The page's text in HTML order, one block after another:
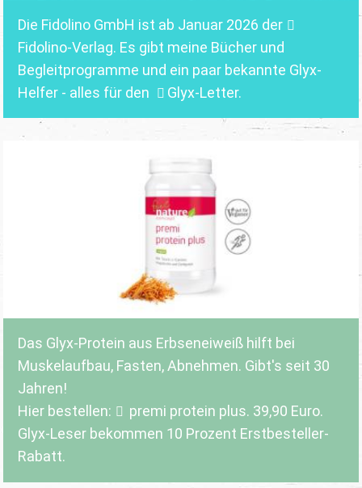
Die Fidolino GmbH ist ab Januar 2026 der
Fidolino-Verlag. Es gibt meine Bücher und
Begleitprogramme und ein paar bekannte Glyx-
Helfer - alles für den
Glyx-Letter.
Das Glyx-Protein aus Erbseneiweiß hilft bei
Muskelaufbau, Fasten, Abnehmen. Gibt's seit 30
Jahren!
Hier bestellen:
premi protein plus. 39,90 Euro.
Glyx-Leser bekommen 10 Prozent Erstbesteller-
Rabatt.